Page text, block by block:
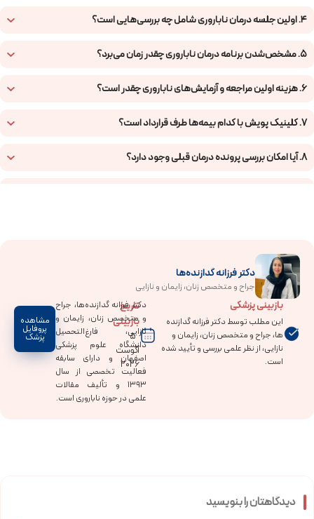
۴. اولین جلسه درمان ناباروری شامل چه بررسی‌هایی است؟
۵. مشخص‌شدن برنامه درمان ناباروری چقدر زمان می‌برد؟
۶. هزینه اولین مراجعه و آزمایش‌های ناباروری چقدر است؟
۷. کلینیک پویش با کدام بیمه‌ها طرف قرارداد است؟
۸. آیا امکان بررسی پرونده درمان قبلی وجود دارد؟
دکتر فرزانه گدازنده‌ها
جراح و متخصص زنان، زایمان و نازایی
بازبینی پزشکی
این مطلب توسط دکتر فرزانه گدازنده
ها، جراح و متخصص زنان، زایمان و
نازایی، از نظر علمی بررسی و تأیید شده
است.
تاریخ
بازبینی
5
آگوست
2026
دکتر فرزانه گدازنده‌ها، جراح
و متخصص زنان، زایمان و
نازایی، فارغ‌التحصیل
دانشگاه علوم پزشکی
اصفهان و دارای سابقه
فعالیت تخصصی از سال
۱۳۹۳ و تألیف مقالات
علمی در حوزه ناباروری است.
مشاهده
پروفایل
پزشک
دیدگاهتان را بنویسید